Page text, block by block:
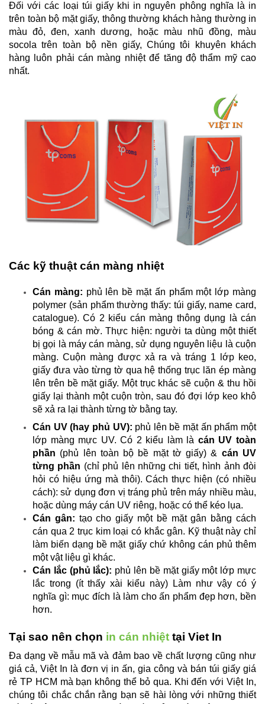
Đối với các loại túi giấy khi in nguyên phông nghĩa là in
trên toàn bộ mặt giấy, thông thường khách hàng thường in
màu đỏ, đen, xanh dương, hoặc màu nhũ đồng, màu
socola trên toàn bộ nền giấy, Chúng tôi khuyên khách
hàng luôn phải cán màng nhiệt để tăng độ thẩm mỹ cao
nhất.
Các kỹ thuật cán màng nhiệt
Cán màng: phủ lên bề mặt ấn phẩm một lớp màng
polymer (sản phẩm thường thấy: túi giấy, name card,
catalogue). Có 2 kiểu cán màng thông dụng là cán
bóng & cán mờ. Thực hiện: người ta dùng một thiết
bị gọi là máy cán màng, sử dụng nguyên liệu là cuộn
màng. Cuộn màng được xả ra và tráng 1 lớp keo,
giấy đưa vào từng tờ qua hệ thống trục lăn ép màng
lên trên bề mặt giấy. Một trục khác sẽ cuộn & thu hồi
giấy lại thành một cuộn tròn, sau đó đợi lớp keo khô
sẽ xả ra lại thành từng tờ bằng tay.
Cán UV (hay phủ UV): phủ lên bề mặt ấn phẩm một
lớp màng mực UV. Có 2 kiểu làm là cán UV toàn
phần (phủ lên toàn bộ bề mặt tờ giấy) & cán UV
từng phần (chỉ phủ lên những chi tiết, hình ảnh đòi
hỏi có hiệu ứng mà thôi). Cách thực hiện (có nhiều
cách): sử dụng đơn vị tráng phủ trên máy nhiều màu,
hoặc dùng máy cán UV riêng, hoặc có thể kéo lụa.
Cán gân: tạo cho giấy một bề mặt gân bằng cách
cán qua 2 trục kim loại có khắc gân. Kỹ thuật này chỉ
làm biến dạng bề mặt giấy chứ không cán phủ thêm
một vật liệu gì khác.
Cán lắc (phủ lắc): phủ lên bề mặt giấy một lớp mực
lắc trong (ít thấy xài kiểu này) Làm như vậy có ý
nghĩa gì: mục đích là làm cho ấn phẩm đẹp hơn, bền
hơn.
Tại sao nên chọn in cán nhiệt tại Viet In
Đa dạng về mẫu mã và đảm bao về chất lượng cũng như
giá cả, Việt In là đơn vị in ấn, gia công và bán túi giấy giá
rẻ TP HCM mà bạn không thể bỏ qua. Khi đến với Việt In,
chúng tôi chắc chắn rằng bạn sẽ hài lòng với những thiết